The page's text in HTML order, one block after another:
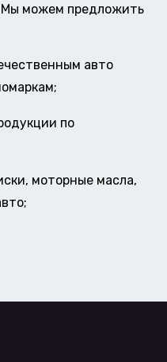
Мы можем предложить
авто
по
моторные масла,